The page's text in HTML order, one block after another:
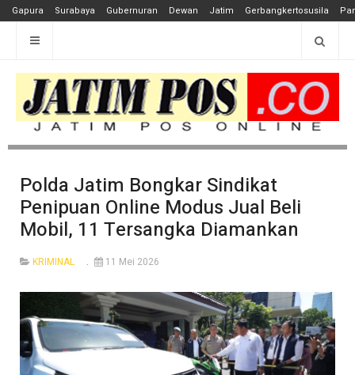
Gapura Surabaya Gubernuran Dewan Jatim Gerbangkertosusila
Polda Jatim Bongkar Sindikat
Penipuan Online Modus Jual Beli
Mobil, 11 Tersangka Diamankan
KRIMINAL 11 Mei 2026